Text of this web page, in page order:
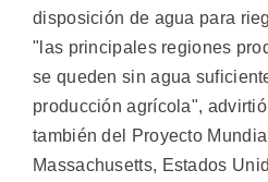
disposición de agua para
"las principales regiones
se queden sin agua
producción agrícola",
también del Proyecto
Massachusetts, Estados